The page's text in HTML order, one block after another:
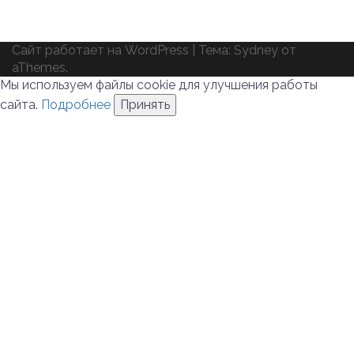
Сайт работает на WordPress Тема: Sydney от
aThemes.
Мы используем файлы cookie для улучшения работы
сайта. Подробнее Принять